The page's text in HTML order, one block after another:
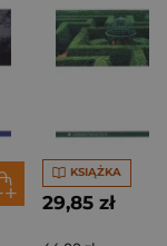
KSIĄŻKA
29,85 zł